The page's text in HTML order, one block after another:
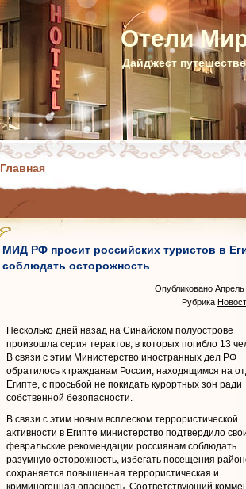
Отели
Дайджест
Главная
МИД РФ просит российских туристов в
соблюдать осторожность
Опубликовано
Рубрика
Несколько дней назад на Синайском полуострове
произошла серия терактов, в которых погибло 13
В связи с этим Министерство иностранных дел РФ
обратилось к гражданам России, находящимся на
Египте, с просьбой не покидать курортных зон ради
собственной безопасности.
В связи с этим новым всплеском террористической
активности в Египте министерство подтвердило
февральские рекомендации россиянам соблюдать
разумную осторожность, избегать посещения
сохраняется повышенная террористическая и
криминогенная опасность. Соответствующий